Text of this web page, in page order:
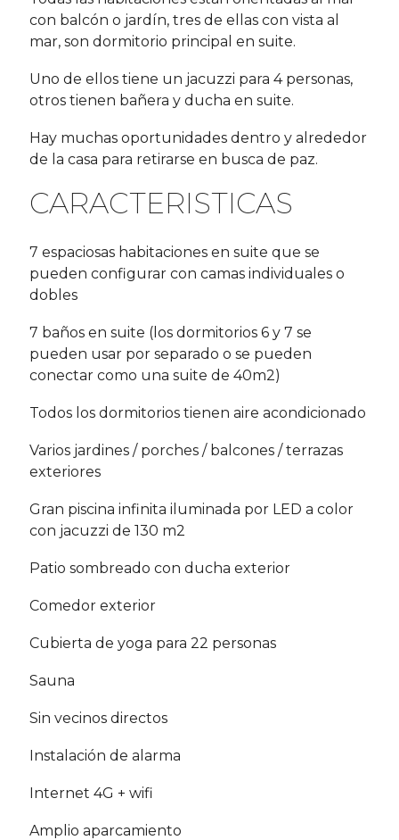
con balcón o jardín, tres de ellas con vista al
mar, son dormitorio principal en suite.
Uno de ellos tiene un jacuzzi para 4 personas,
otros tienen bañera y ducha en suite.
Hay muchas oportunidades dentro y alrededor
de la casa para retirarse en busca de paz.
CARACTERISTICAS
7 espaciosas habitaciones en suite que se
pueden configurar con camas individuales o
dobles
7 baños en suite (los dormitorios 6 y 7 se
pueden usar por separado o se pueden
conectar como una suite de 40m2)
Todos los dormitorios tienen aire acondicionado
Varios jardines / porches / balcones / terrazas
exteriores
Gran piscina infinita iluminada por LED a color
con jacuzzi de 130 m2
Patio sombreado con ducha exterior
Comedor exterior
Cubierta de yoga para 22 personas
Sauna
Sin vecinos directos
Instalación de alarma
Internet 4G + wifi
Amplio aparcamiento